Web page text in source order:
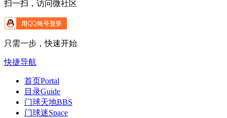
扫一扫，访问微社区
只需一步，快速开始
快捷导航
首页Portal
目录Guide
门球天地BBS
门球迷Space